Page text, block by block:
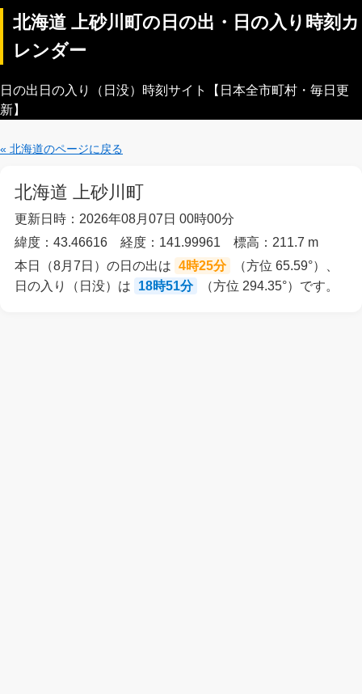
北海道 上砂川町の日の出・日の入り時刻カ
レンダー
日の出日の入り（日没）時刻サイト【日本全市町村・毎日更
新】
« 北海道のページに戻る
北海道 上砂川町
更新日時：2026年08月07日 00時00分
緯度：43.46616 経度：141.99961 標高：211.7 m
本日（8月7日）の日の出は 4時25分
（方位 65.59°）、
日の入り（日没）は
18時51分 （方位 294.35°）です。